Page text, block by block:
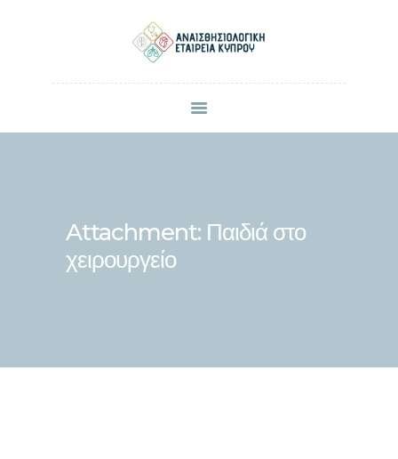
Attachment: Παιδιά στο
χειρουργείο
ΠΟΙΟΙ ΕΙΜΑΣΤΕ
ΣΥΝΕΔΡΙΑ & ΗΜΕΡΙΔΕΣ
ΕΠΙΚΟΙΝΩΝΙΑ